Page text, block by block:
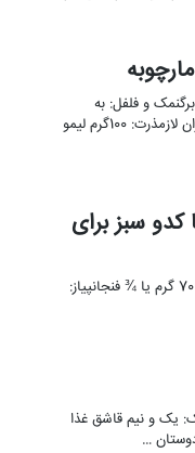
مواد لازم:کره: یک بسته پاستوریزهریحان: 6برگنمک و فلفل: به
مقدارلازمزردچوبه: به مقدار لازم سرکه: به میزان لازمذرت: 100گرم لیمو
کدو سبز برای
مواد لازم:تخم مرغ: 4 عددبرنج: 1 فنجانپنیر: 70 گرم یا ¾ فنجانپیاز:
یک و نیم قاشق غذا
…